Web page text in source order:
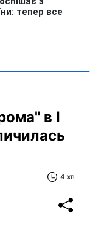
в I
4 хв